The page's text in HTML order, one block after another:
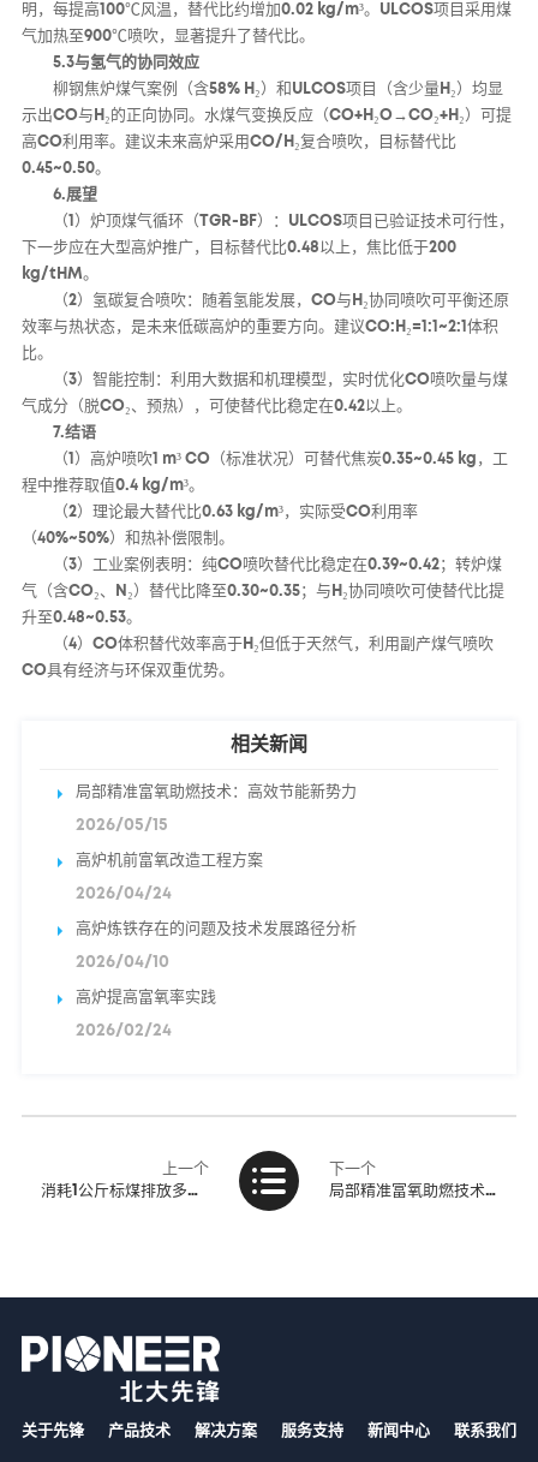
明，每提高100℃风温，替代比约增加0.02 kg/m³。ULCOS项目采用煤
气加热至900℃喷吹，显著提升了替代比。
5.3与氢气的协同效应
柳钢焦炉煤气案例（含58% H₂）和ULCOS项目（含少量H₂）均显
示出CO与H₂的正向协同。水煤气变换反应（CO+H₂O→CO₂+H₂）可提
高CO利用率。建议未来高炉采用CO/H₂复合喷吹，目标替代比
0.45~0.50。
6.展望
（1）炉顶煤气循环（TGR-BF）：ULCOS项目已验证技术可行性，
下一步应在大型高炉推广，目标替代比0.48以上，焦比低于200
kg/tHM。
（2）氢碳复合喷吹：随着氢能发展，CO与H₂协同喷吹可平衡还原
效率与热状态，是未来低碳高炉的重要方向。建议CO:H₂=1:1~2:1体积
比。
（3）智能控制：利用大数据和机理模型，实时优化CO喷吹量与煤
气成分（脱CO₂、预热），可使替代比稳定在0.42以上。
7.结语
（1）高炉喷吹1 m³ CO（标准状况）可替代焦炭0.35~0.45 kg，工
程中推荐取值0.4 kg/m³。
（2）理论最大替代比0.63 kg/m³，实际受CO利用率
（40%~50%）和热补偿限制。
（3）工业案例表明：纯CO喷吹替代比稳定在0.39~0.42；转炉煤
气（含CO₂、N₂）替代比降至0.30~0.35；与H₂协同喷吹可使替代比提
升至0.48~0.53。
（4）CO体积替代效率高于H₂但低于天然气，利用副产煤气喷吹
CO具有经济与环保双重优势。
相关新闻
局部精准富氧助燃技术：高效节能新势力
2026/05/15
高炉机前富氧改造工程方案
2026/04/24
高炉炼铁存在的问题及技术发展路径分析
2026/04/10
高炉提高富氧率实践
2026/02/24
上一个
消耗1公斤标煤排放多少二氧化碳？最全折标系数详解
下一个
局部精准富氧助燃技术：高效节能新势力
关于先锋 产品技术 解决方案 服务支持 新闻中心 联系我们